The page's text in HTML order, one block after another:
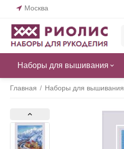
Москва
Наборы для вышивания
Главная / Наборы для вышивания